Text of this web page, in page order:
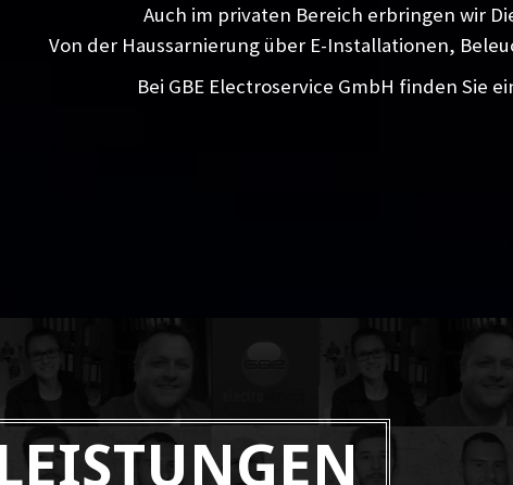
Auch im privaten Bereich erbringen wir
Von der Haussarnierung über E-Installationen,
Bei GBE Electroservice GmbH finden Sie